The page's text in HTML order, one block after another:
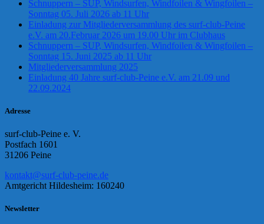
Schnuppern – SUP, Windsurfen, Windfoilen & Wingfoilen –
Sonntag 05. Juli 2026 ab 11 Uhr
Einladung zur Mitgliederversammlung des surf-club-Peine
e.V. am 20.Februar 2026 um 19.00 Uhr im Clubhaus
Schnuppern – SUP, Windsurfen, Windfoilen & Wingfoilen –
Sonntag 15. Juni 2025 ab 11 Uhr
Mitgliederversammlung 2025
Einladung 40 Jahre surf-club-Peine e.V. am 21.09 und
22.09.2024
Adresse
surf-club-Peine e. V.
Postfach 1601
31206 Peine
kontakt@surf-club-peine.de
Amtgericht Hildesheim: 160240
Newsletter